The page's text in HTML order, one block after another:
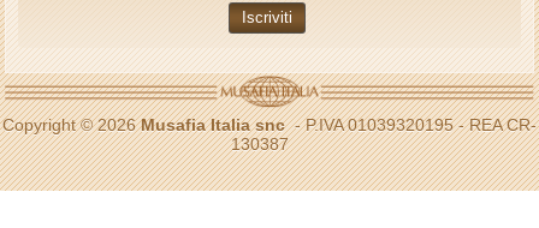
Copyright © 2026Musafia Italia snc- P.IVA 01039320195 - REA CR-
130387